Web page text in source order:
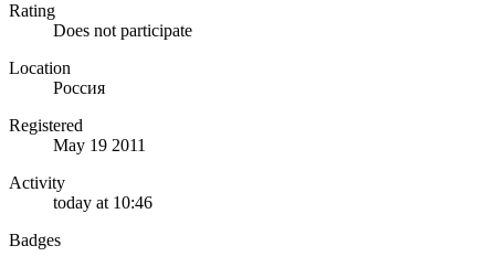
Rating
Does not participate
Location
Россия
Registered
May 19 2011
Activity
today at 10:46
Badges